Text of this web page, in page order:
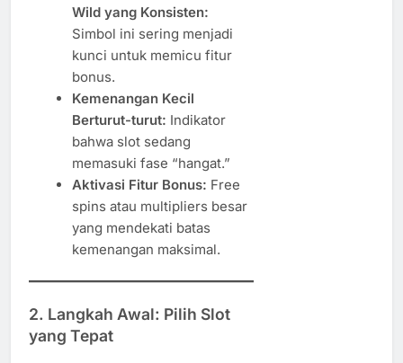
Wild yang Konsisten:
Simbol ini sering menjadi
kunci untuk memicu fitur
bonus.
Kemenangan Kecil
Berturut-turut: Indikator
bahwa slot sedang
memasuki fase “hangat.”
Aktivasi Fitur Bonus: Free
spins atau multipliers besar
yang mendekati batas
kemenangan maksimal.
2. Langkah Awal: Pilih Slot
yang Tepat